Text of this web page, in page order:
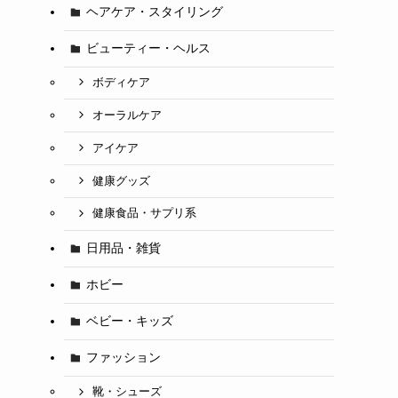
ヘアケア・スタイリング
ビューティー・ヘルス
ボディケア
オーラルケア
アイケア
健康グッズ
健康食品・サプリ系
日用品・雑貨
ホビー
ベビー・キッズ
ファッション
靴・シューズ